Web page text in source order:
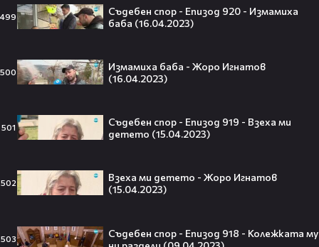
499
Съдебен спор - Епизод 920 - Измамиха
баба (16.04.2023)
500
Измамиха баба - Жоро Игнатов
(16.04.2023)
501
Съдебен спор - Епизод 919 - Взеха ми
детето (15.04.2023)
502
Взеха ми детето - Жоро Игнатов
(15.04.2023)
503
Съдебен спор - Епизод 918 - Колежката му
Изследовател на НЛО: "САЩ
Трагедия разтърси Холивуд:
Ламин Ямал: Момчето, което